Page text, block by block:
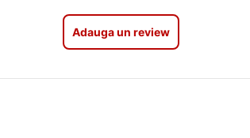
Adauga un review